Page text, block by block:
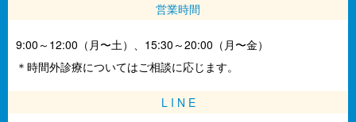
営業時間
9:00～12:00（月〜土）、15:30～20:00（月〜金）
＊時間外診療についてはご相談に応じます。
L I N E